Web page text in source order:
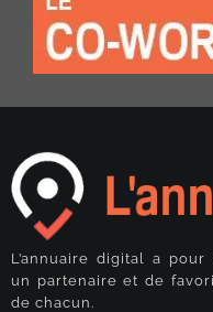
L’annuaire digital a
un partenaire et de
de chacun.